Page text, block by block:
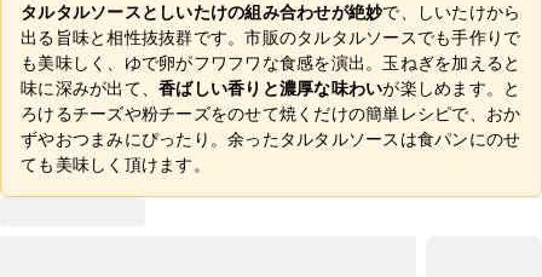
タルタルソースとしいたけの組み合わせが絶妙で、しいたけから
出る旨味と相性抜抜群です。市販のタルタルソースでも手作りで
も美味しく、ゆで卵がフワフワな食感を演出。玉ねぎを加えると
味に深みが出て、 香ばしい香りと濃厚な味わいが楽しめます。と
ろけるチーズや粉チーズをのせて焼くだけの簡単レシピで、おか
ずやおつまみにぴったり。余ったタルタルソースは食パンにのせ
ても美味しく頂けます。